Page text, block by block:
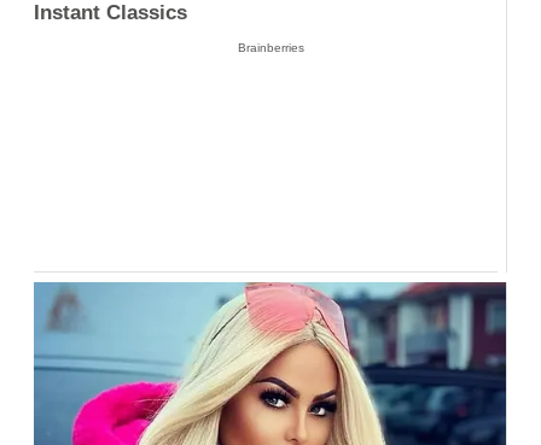
Instant Classics
Brainberries